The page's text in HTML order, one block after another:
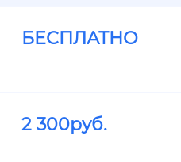
БЕСПЛАТНО
2 300руб.